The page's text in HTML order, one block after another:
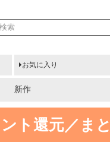
お気に入り
新作
ト還元／ま